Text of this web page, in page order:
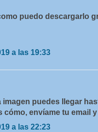
puedo descargarlo
a las 19:33
imagen puedes llegar
cómo, envíame tu email
a las 22:23